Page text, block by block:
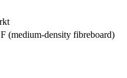
(medium-density fibreboard)